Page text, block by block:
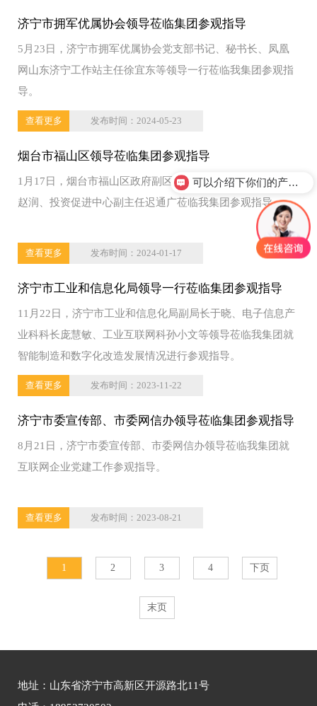
济宁市拥军优属协会领导莅临集团参观指导
5月23日，济宁市拥军优属协会党支部书记、秘书长、凤凰
网山东济宁工作站主任徐宜东等领导一行莅临我集团参观指
导。
查看更多 发布时间：2024-05-23
烟台市福山区领导莅临集团参观指导
1月17日，烟台市福山区政府副区长刘丽萍、商务局副局长
赵润、投资促进中心副主任迟通广莅临我集团参观指导。
查看更多 发布时间：2024-01-17
济宁市工业和信息化局领导一行莅临集团参观指导
11月22日，济宁市工业和信息化局副局长于晓、电子信息产
业科科长庞慧敏、工业互联网科孙小文等领导莅临我集团就
智能制造和数字化改造发展情况进行参观指导。
查看更多 发布时间：2023-11-22
济宁市委宣传部、市委网信办领导莅临集团参观指导
8月21日，济宁市委宣传部、市委网信办领导莅临我集团就
互联网企业党建工作参观指导。
查看更多 发布时间：2023-08-21
1 2 3 4 下页
末页
地址：山东省济宁市高新区开源路北11号
可以介绍下你们的产品么？